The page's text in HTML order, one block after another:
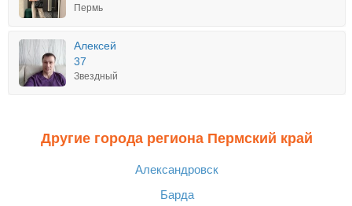
Пермь
Алексей
37
Звездный
Другие города региона Пермский край
Александровск
Барда